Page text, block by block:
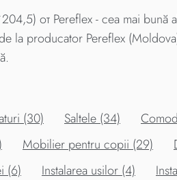
от Pereflex - cea mai
la producator Pereflex
(30) Saltele (34)
Mobilier pentru copii (29)
(6) Instalarea usilor (4)